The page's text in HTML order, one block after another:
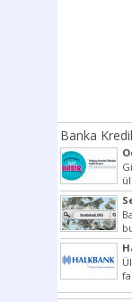
Banka